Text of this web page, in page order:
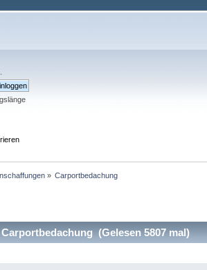
» Carportbedachung
(Gelesen 5807 mal)